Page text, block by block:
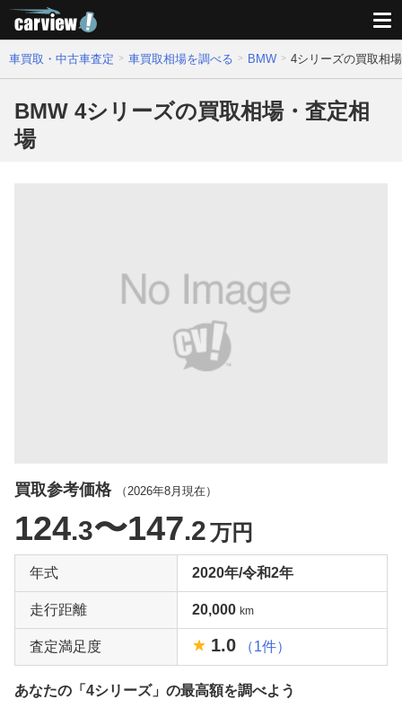
車買取・中古車査定 車買取相場を調べる BMW 4シリーズの買取相
BMW 4シリーズの買取相場・査定相
場
買取参考価格 （2026年8月 現在）
124.3〜147.2万円
年式 2020年/令和2年
走行距離 20,000 km
査定満足度 1.0 （1件）
あなたの「4シリーズ」の最高額を調べよう